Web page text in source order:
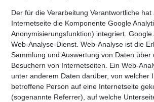
Der für die Verarbeitung Verantwortliche hat
Internetseite die Komponente Google
Anonymisierungsfunktion) integriert. Google
Web-Analyse-Dienst. Web-Analyse ist die
Sammlung und Auswertung von Daten über
Besuchern von Internetseiten. Ein Web-
unter anderem Daten darüber, von welcher
betroffene Person auf eine Internetseite
(sogenannte Referrer), auf welche